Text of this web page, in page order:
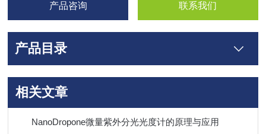
产品咨询 联系我们
产品目录
相关文章
NanoDropone微量紫外分光光度计的原理与应用